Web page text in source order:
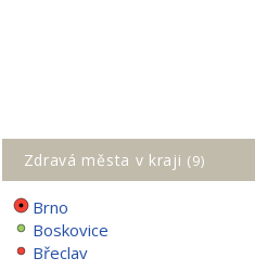
Zdravá města v kraji (9)
Brno
Boskovice
Břeclav